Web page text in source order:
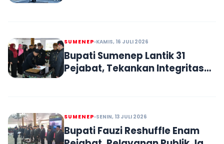
SUMENEP KAMIS, 16 JULI 2026
Bupati Sumenep Lantik 31
Pejabat, Tekankan Integritas
SUMENEP SENIN, 13 JULI 2026
Bupati Fauzi Reshuffle Enam